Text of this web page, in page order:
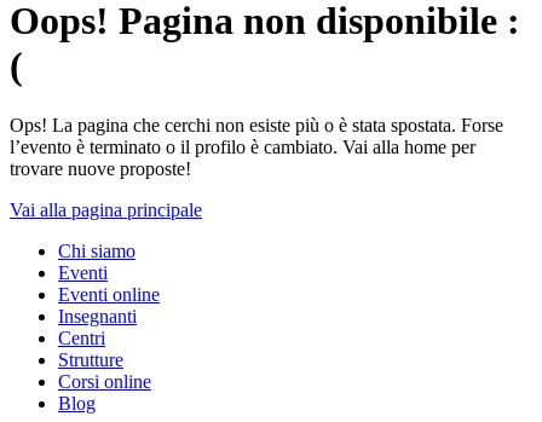
Oops! Pagina non disponibile :
(
Ops! La pagina che cerchi non esiste più o è stata spostata. Forse
l’evento è terminato o il profilo è cambiato. Vai alla home per
trovare nuove proposte!
Vai alla pagina principale
Chi siamo
Eventi
Eventi online
Insegnanti
Centri
Strutture
Corsi online
Blog